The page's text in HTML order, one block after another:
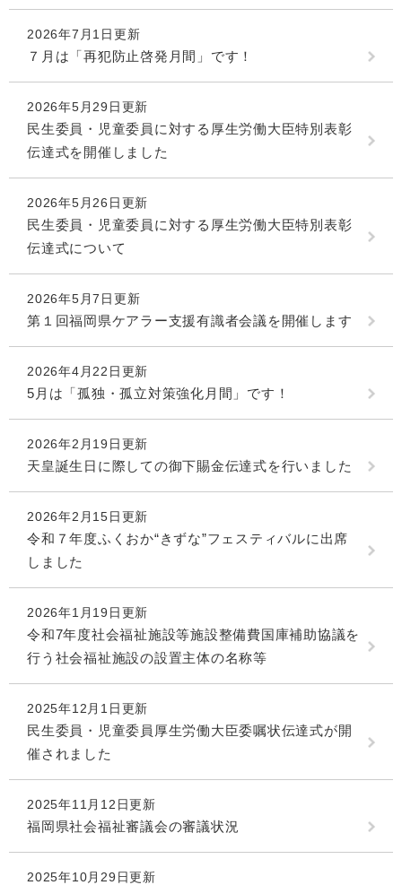
2026年7月1日更新
７月は「再犯防止啓発月間」です！
2026年5月29日更新
民生委員・児童委員に対する厚生労働大臣特別表彰
伝達式を開催しました
2026年5月26日更新
民生委員・児童委員に対する厚生労働大臣特別表彰
伝達式について
2026年5月7日更新
第１回福岡県ケアラー支援有識者会議を開催します
2026年4月22日更新
5月は「孤独・孤立対策強化月間」です！
2026年2月19日更新
天皇誕生日に際しての御下賜金伝達式を行いました
2026年2月15日更新
令和７年度ふくおか“きずな”フェスティバルに出席
しました
2026年1月19日更新
令和7年度社会福祉施設等施設整備費国庫補助協議を
行う社会福祉施設の設置主体の名称等
2025年12月1日更新
民生委員・児童委員厚生労働大臣委嘱状伝達式が開
催されました
2025年11月12日更新
福岡県社会福祉審議会の審議状況
2025年10月29日更新